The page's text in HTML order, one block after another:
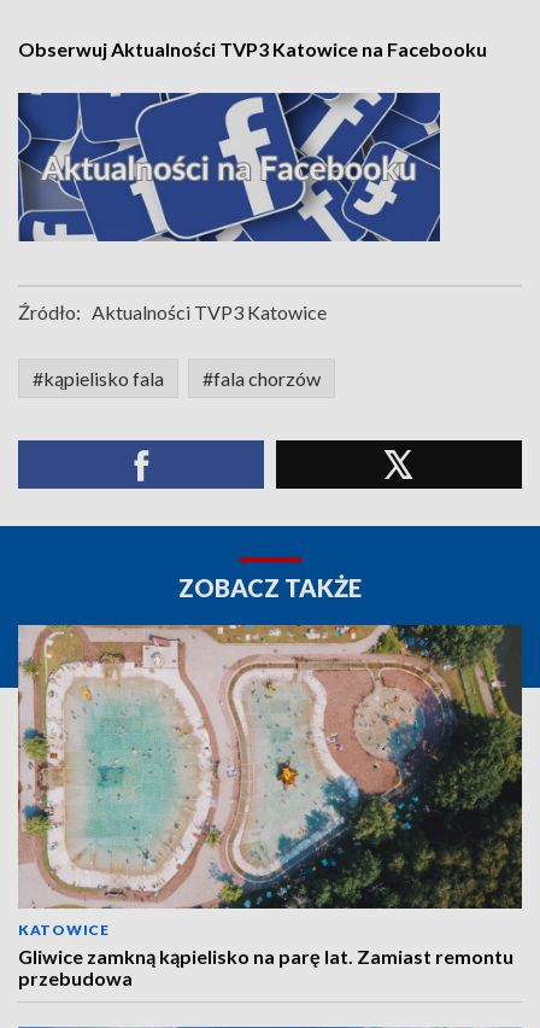
Obserwuj Aktualności TVP3 Katowice na Facebooku
Źródło: Aktualności TVP3 Katowice
#kąpielisko fala #fala chorzów
ZOBACZ TAKŻE
KATOWICE
Gliwice zamkną kąpielisko na parę lat. Zamiast remontu
przebudowa